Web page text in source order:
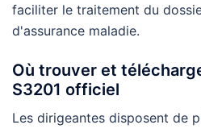
faciliter le traitement du
d'assurance maladie.
Où trouver et
S3201 officiel
Les dirigeantes disposent de